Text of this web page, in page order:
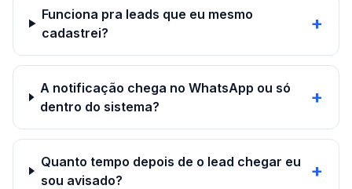
Funciona pra leads que eu mesmo
cadastrei?
+
A notificação chega no WhatsApp ou só
dentro do sistema?
+
Quanto tempo depois de o lead chegar eu
sou avisado?
+